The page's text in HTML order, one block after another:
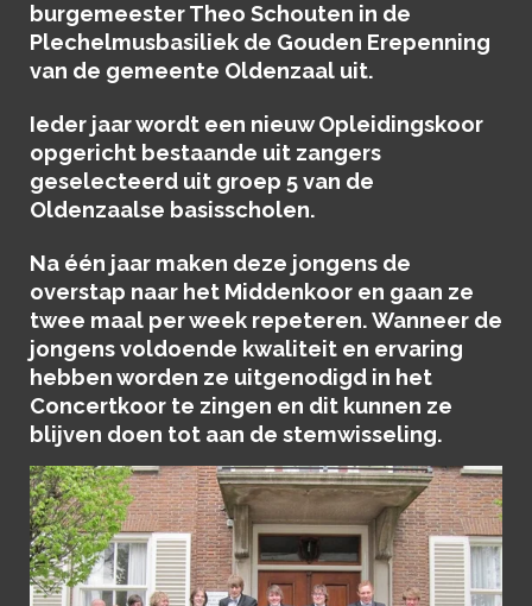
burgemeester Theo Schouten in de
Plechelmusbasiliek de Gouden Erepenning
van de gemeente Oldenzaal uit.
Ieder jaar wordt een nieuw Opleidingskoor
opgericht bestaande uit zangers
geselecteerd uit groep 5 van de
Oldenzaalse basisscholen.
Na één jaar maken deze jongens de
overstap naar het Middenkoor en gaan ze
twee maal per week repeteren. Wanneer de
jongens voldoende kwaliteit en ervaring
hebben worden ze uitgenodigd in het
Concertkoor te zingen en dit kunnen ze
blijven doen tot aan de stemwisseling.